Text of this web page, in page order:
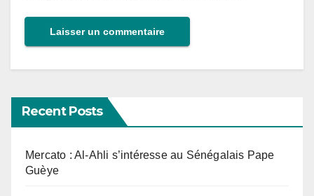
Recent Posts
Mercato : Al-Ahli s’intéresse au Sénégalais Pape
Guèye